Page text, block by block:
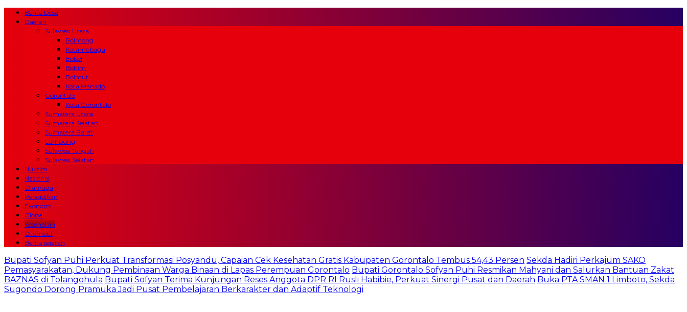
Berita Desa
Daerah
Sulawesi Utara
Bolmong
Kotamobagu
Bolsel
Boltim
Bolmut
Kota Manado
Gorontalo
Kota Gorontalo
Sumatera Utara
Sumatera Selatan
Sumatera Barat
Lampung
Sulawesi Tengah
Sulawesi Selatan
Hukrim
Nasional
Olahraga
Pendidikan
Ekonomi
Global
Kesehatan
Otomotif
Berita sejarah
Bupati Sofyan Puhi Perkuat Transformasi Posyandu, Capaian Cek Kesehatan Gratis Kabupaten Gorontalo Tembus 54,43 Persen Sekda Hadiri Perkajum SAKO
Pemasyarakatan, Dukung Pembinaan Warga Binaan di Lapas Perempuan Gorontalo Bupati Gorontalo Sofyan Puhi Resmikan Mahyani dan Salurkan Bantuan Zakat
BAZNAS di Tolangohula Bupati Sofyan Terima Kunjungan Reses Anggota DPR RI Rusli Habibie, Perkuat Sinergi Pusat dan Daerah Buka PTA SMAN 1 Limboto, Sekda
Sugondo Dorong Pramuka Jadi Pusat Pembelajaran Berkarakter dan Adaptif Teknologi